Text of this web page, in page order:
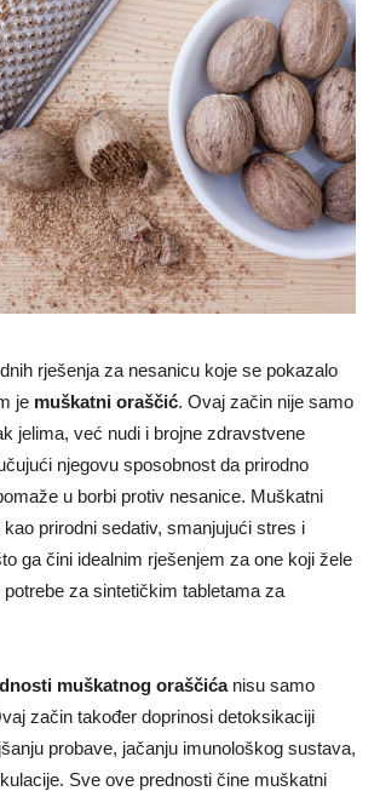
rješenja za nesanicu koje se pokazalo
je muškatni oraščić. Ovaj začin nije samo
jelima, već nudi i brojne zdravstvene
njegovu sposobnost da prirodno
u borbi protiv nesanice. Muškatni
prirodni sedativ, smanjujući stres i
ga čini idealnim rješenjem za one koji žele
za sintetičkim tabletama za
muškatnog oraščićanisu samo
začin također doprinosi detoksikaciji
probave, jačanju imunološkog sustava,
Sve ove prednosti čine muškatni